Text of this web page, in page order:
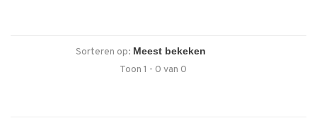
Sorteren op:
Toon 1 - 0 van 0